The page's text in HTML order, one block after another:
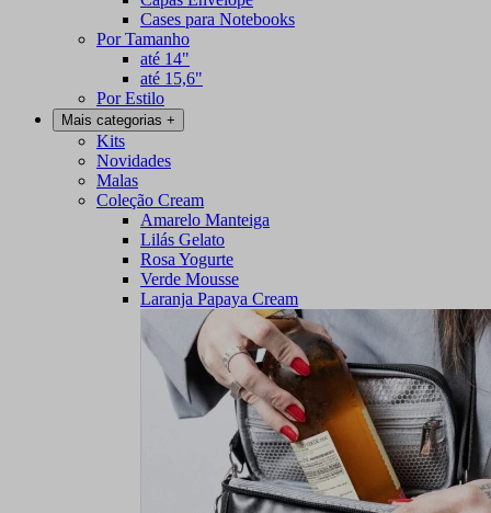
Cases para Notebooks
Por Tamanho
até 14"
até 15,6"
Por Estilo
Mais categorias +
Kits
Novidades
Malas
Coleção Cream
Amarelo Manteiga
Lilás Gelato
Rosa Yogurte
Verde Mousse
Laranja Papaya Cream